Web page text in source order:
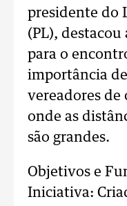
presidente do
(PL),
para o
importância
vereadores de
onde as
são grandes.
Objetivos e
Iniciativa: